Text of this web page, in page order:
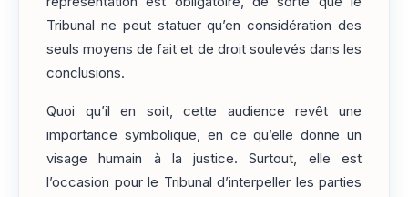
Tribunal ne peut statuer qu’en considération des
seuls moyens de fait et de droit soulevés dans les
conclusions.
Quoi qu’il en soit, cette audience revêt une
importance symbolique, en ce qu’elle donne un
visage humain à la justice. Surtout, elle est
l’occasion pour le Tribunal d’interpeller les parties